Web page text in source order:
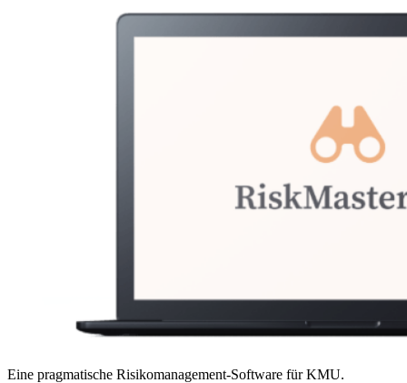
Eine pragmatische Risikomanagement-Software für KMU.